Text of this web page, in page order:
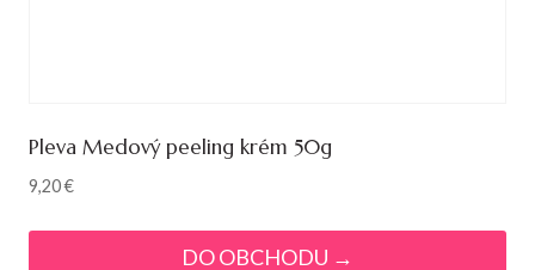
Pleva Medový peeling krém 50g
9,20€
DO OBCHODU →